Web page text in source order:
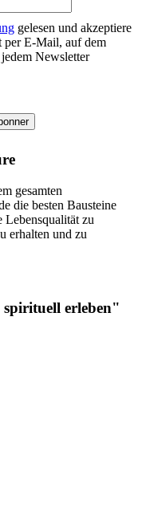
gelesen und akzeptiere
per E-Mail, auf dem
Newsletter
gesamten
die besten Bausteine
Lebensqualität zu
erhalten und zu
erleben"